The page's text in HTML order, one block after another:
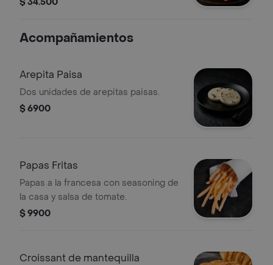
Acompañamientos
Arepita Paisa
Dos unidades de arepitas paisas.
$ 6900
Papas Fritas
Papas a la francesa con seasoning de
la casa y salsa de tomate.
$ 9900
Croissant de mantequilla